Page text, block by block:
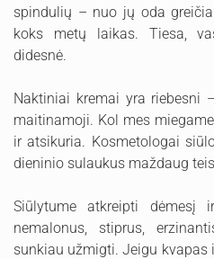
spindulių – nuo jų oda
koks metų laikas. Tiesa,
didesnė.
Naktiniai kremai yra riebesni
maitinamoji. Kol mes
ir atsikuria. Kosmetologai
dieninio sulaukus maždaug
Siūlytume atkreipti
nemalonus, stiprus,
sunkiau užmigti. Jeigu kvapas